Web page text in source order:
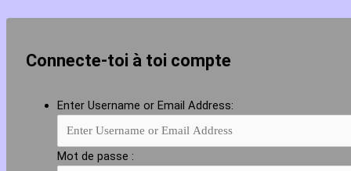
Connecte-toi à toi compte
Enter Username or Email Address:
Mot de passe :